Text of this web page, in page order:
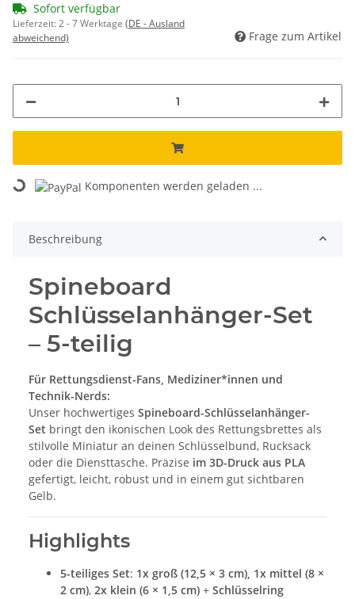
Sofort verfügbar
Lieferzeit:2 - 7 Werktage (DE - Ausland
abweichend)
Frage zum Artikel
Loading... Komponenten werden geladen ...
Beschreibung
Spineboard
Schlüsselanhänger-Set
– 5-teilig
Für Rettungsdienst-Fans, Mediziner*innen und
Technik-Nerds:
Unser hochwertiges Spineboard-Schlüsselanhänger-
Set bringt den ikonischen Look des Rettungsbrettes als
stilvolle Miniatur an deinen Schlüsselbund, Rucksack
oder die Diensttasche. Präzise im 3D-Druck aus PLA
gefertigt, leicht, robust und in einem gut sichtbaren
Gelb.
Highlights
5-teiliges Set: 1x groß (12,5 × 3 cm), 1x mittel (8 ×
2 cm), 2x klein (6 × 1,5 cm) + Schlüsselring